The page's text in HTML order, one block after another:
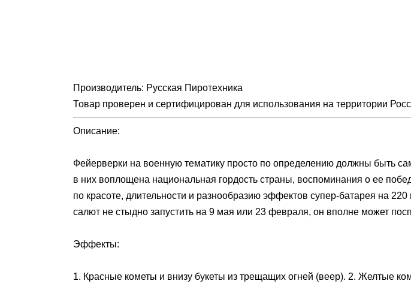
Производитель: Русская Пиротехника
Товар проверен и сертифицирован для использования на территории
Описание:
Фейерверки на военную тематику просто по определению должны
в них воплощена национальная гордость страны, воспоминания о ее
по красоте, длительности и разнообразию эффектов супер-батарея на
салют не стыдно запустить на 9 мая или 23 февраля, он вполне может
Эффекты:
1. Красные кометы и внизу букеты из трещащих огней (веер). 2. Желтые